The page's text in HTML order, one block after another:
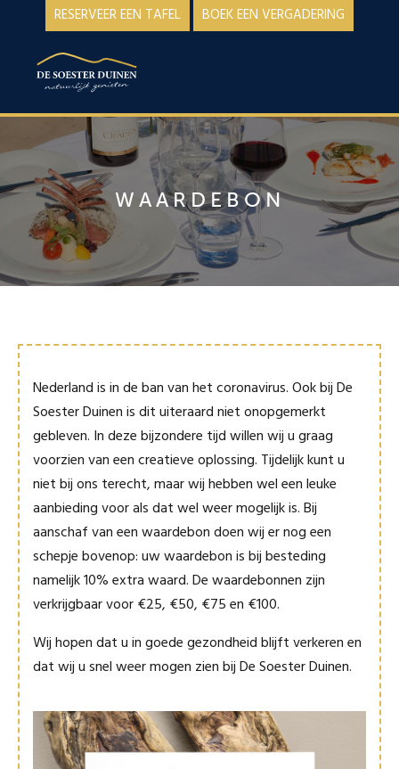
hoofdnavigatie
hoofd
RESERVEER EEN TAFEL BOEK EEN VERGADERING
WAARDEBON
Nederland is in de ban van het coronavirus. Ook bij De
Soester Duinen is dit uiteraard niet onopgemerkt
gebleven. In deze bijzondere tijd willen wij u graag
voorzien van een creatieve oplossing. Tijdelijk kunt u
niet bij ons terecht, maar wij hebben wel een leuke
aanbieding voor als dat wel weer mogelijk is. Bij
aanschaf van een waardebon doen wij er nog een
schepje bovenop: uw waardebon is bij besteding
namelijk 10% extra waard. De waardebonnen zijn
verkrijgbaar voor €25, €50, €75 en €100.
Wij hopen dat u in goede gezondheid blijft verkeren en
dat wij u snel weer mogen zien bij De Soester Duinen.